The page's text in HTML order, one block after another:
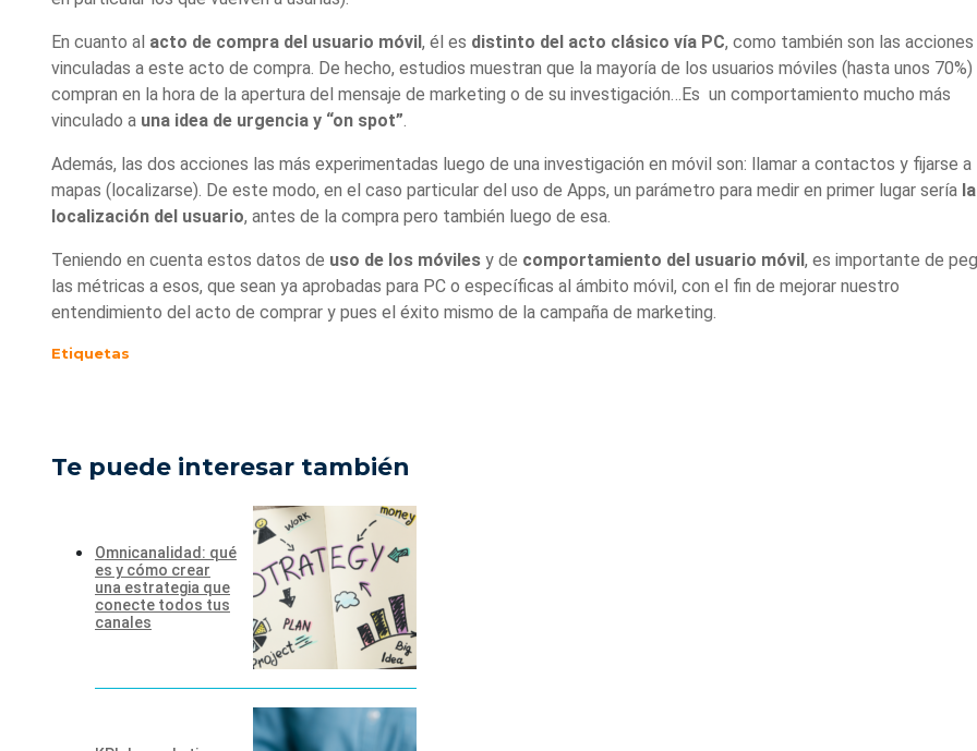
Etiquetas
En cuanto al acto de compra del usuario móvil, él es distinto del acto clásico vía PC, como también son las acciones
vinculadas a este acto de compra. De hecho, estudios muestran que la mayoría de los usuarios móviles (hasta unos 70%)
compran en la hora de la apertura del mensaje de marketing o de su investigación…Es un comportamiento mucho más
vinculado a una idea de urgencia y “on spot”.
Además, las dos acciones las más experimentadas luego de una investigación en móvil son: llamar a contactos y fijarse a
mapas (localizarse). De este modo, en el caso particular del uso de Apps, un parámetro para medir en primer lugar sería la
localización del usuario, antes de la compra pero también luego de esa.
Teniendo en cuenta estos datos de uso de los móviles y de comportamiento del usuario móvil, es importante de
las métricas a esos, que sean ya aprobadas para PC o específicas al ámbito móvil, con el fin de mejorar nuestro
entendimiento del acto de comprar y pues el éxito mismo de la campaña de marketing.
Te puede interesar también
Omnicanalidad: qué
es y cómo crear
una estrategia que
conecte todos tus
canales